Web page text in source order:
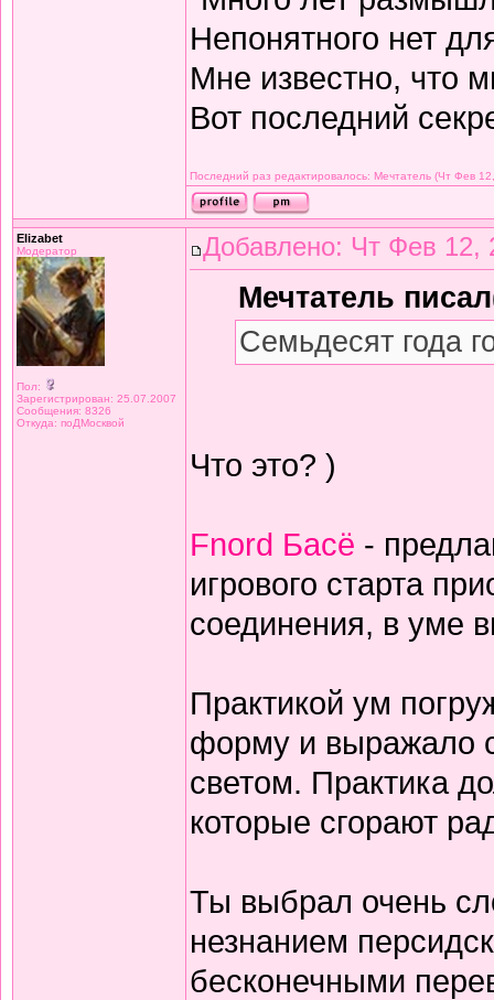
Непонятного нет
Мне известно, что
Вот последний
Последний раз редактировалось: Мечтатель (Чт Фев
Elizabet
Модератор
Пол:
Зарегистрирован: 25.07.2007
Сообщения: 8326
Откуда: поДМосквой
Добавлено: Чт Фев 12,
Мечтатель
Семьдесят года
Что это? )
Fnord Басё -
игрового старта
соединения, в уме
Практикой ум
форму и выражало
светом. Практика
которые сгорают
Ты выбрал очень
незнанием
бесконечными